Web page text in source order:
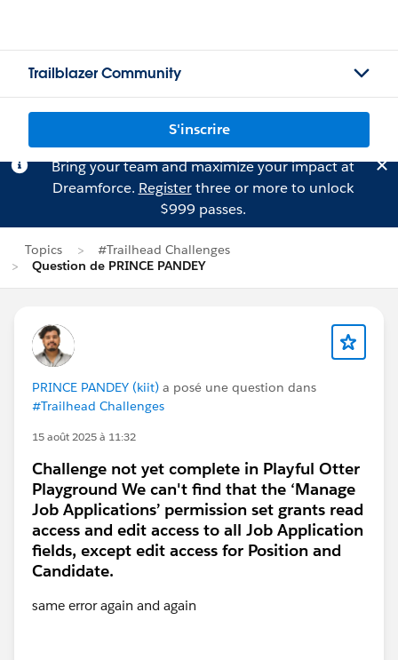
Trailblazer Community
S'inscrire
Bring your team and maximize your impact at
Dreamforce. Registerthree or more to unlock
$999 passes.
Topics
#Trailhead Challenges
Question de PRINCE PANDEY
PRINCE PANDEY (kiit) a posé une question dans
#Trailhead Challenges
15 août 2025 à 11:32
Challenge not yet complete in Playful Otter
Playground We can't find that the ‘Manage
Job Applications’ permission set grants read
access and edit access to all Job Application
fields, except edit access for Position and
Candidate.
same error again and again